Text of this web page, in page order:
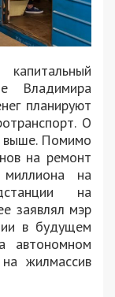
Владимира
планируют
О
выше. Помимо
на ремонт
на
на
заявлял мэр
в будущем
автономном
жилмассив